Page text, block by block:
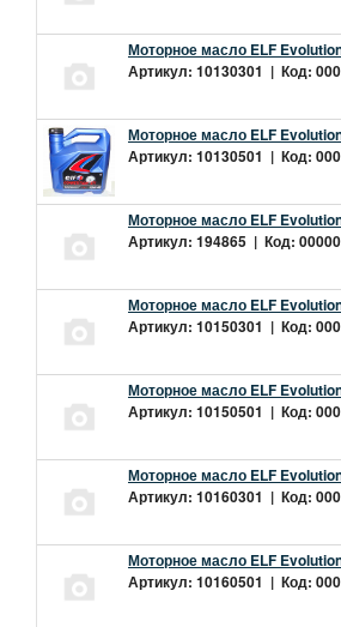
Моторное масло ELF
Артикул: 10130301 | Код:
Моторное масло ELF
Артикул: 10130501 | Код:
Моторное масло ELF
Артикул: 194865 | Код:
Моторное масло ELF
Артикул: 10150301 | Код:
Моторное масло ELF
Артикул: 10150501 | Код:
Моторное масло ELF
Артикул: 10160301 | Код:
Моторное масло ELF
Артикул: 10160501 | Код: